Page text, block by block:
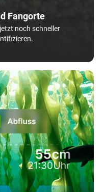
Fangorte
noch schneller